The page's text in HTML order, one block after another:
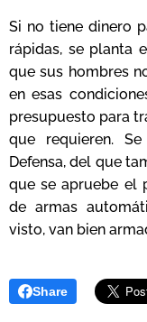
Si no tiene dinero
rápidas, se planta
que sus hombres
en esas
presupuesto para
que requieren.
Defensa, del que
que se apruebe el
de armas
visto, van bien
Share